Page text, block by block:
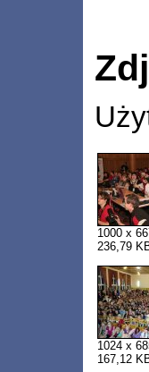
1000 x
236,79
1024 x
167,12